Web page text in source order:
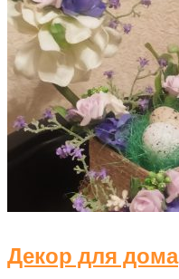
Декор для дома